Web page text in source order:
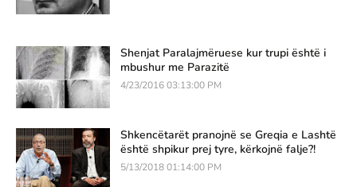
Shenjat Paralajmëruese kur trupi është i
mbushur me Parazitë
4/23/2016 03:13:00 PM
Shkencëtarët pranojnë se Greqia e Lashtë
është shpikur prej tyre, kërkojnë falje?!
5/13/2018 01:14:00 PM